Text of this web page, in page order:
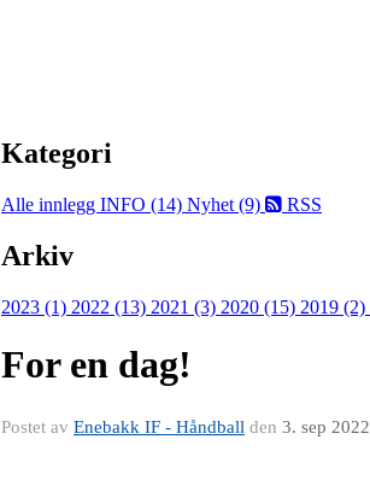
Kategori
Alle innlegg INFO (14) Nyhet (9) RSS
Arkiv
2023 (1) 2022 (13) 2021 (3) 2020 (15) 2019 (2)
For en dag!
Postet av Enebakk IF - Håndball den 3. sep 2022